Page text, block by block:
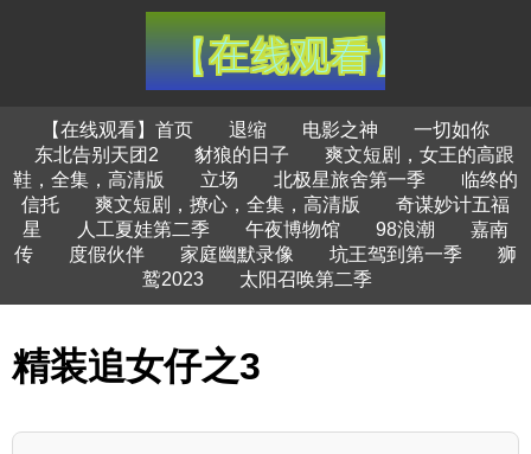
【在线观看】首页 退缩 电影之神
一切如你
东北告别天团2
豺狼的日子
爽文短剧，女王的高跟
鞋，全集，高清版
立场 北极星旅舍第一季
临终的
信托
爽文短剧，撩心，全集，高清版
奇谋妙计五福
星
人工夏娃第二季 午夜博物馆 98浪潮
嘉南
传
度假伙伴 家庭幽默录像 坑王驾到第一季
狮
鹫2023
太阳召唤第二季
精装追女仔之3